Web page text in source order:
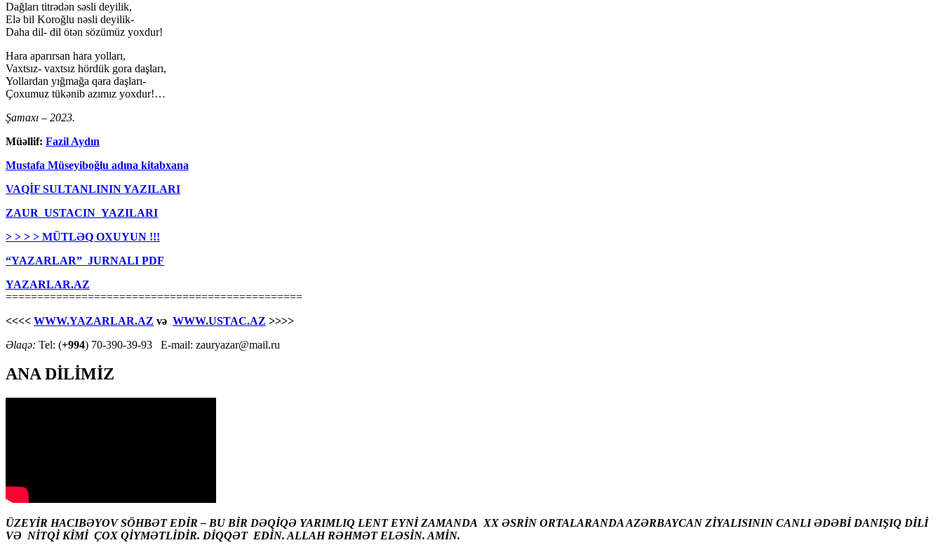
Dağları titrədən səsli deyilik,
Elə bil Koroğlu nəsli deyilik-
Daha dil- dil ötən sözümüz yoxdur!
Hara aparırsan hara yolları,
Vaxtsız- vaxtsız hördük gora daşları,
Yollardan yığmağa qara daşları-
Çoxumuz tükənib azımız yoxdur!…
Şamaxı – 2023.
Müəllif: Fazil Aydın
Mustafa Müseyiboğlu adına kitabxana
VAQİF SULTANLININ YAZILARI
ZAUR USTACIN YAZILARI
> > > > MÜTLƏQ OXUYUN !!!
“YAZARLAR” JURNALI PDF
YAZARLAR.AZ
===============================================
<<<< WWW.YAZARLAR.AZ və WWW.USTAC.AZ >>>>
Əlaqə: Tel: (+994) 70-390-39-93 E-mail: zauryazar@mail.ru
ANA DİLİMİZ
ÜZEYİR HACIBƏYOV SÖHBƏT EDİR – BU BİR DƏQİQƏ YARIMLIQ LENT EYNİ ZAMANDA XX ƏSRİN ORTALARANDA AZƏRBAYCAN ZİYALISININ CANLI ƏDƏBİ DANIŞIQ DİLİ
VƏ NİTQİ KİMİ ÇOX QİYMƏTLİDİR. DİQQƏT EDİN. ALLAH RƏHMƏT ELƏSİN. AMİN.